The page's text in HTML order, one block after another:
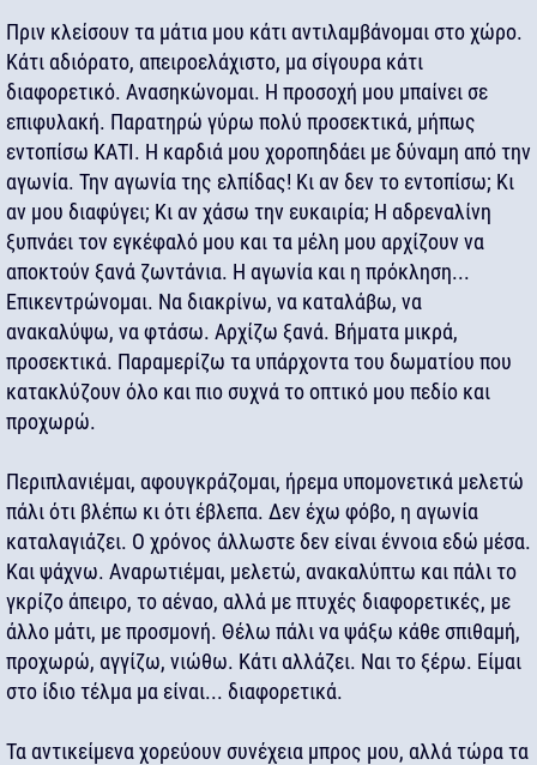
Πριν κλείσουν τα μάτια μου κάτι αντιλαμβάνομαι στο χώρο.
Κάτι αδιόρατο, απειροελάχιστο, μα σίγουρα κάτι
διαφορετικό. Ανασηκώνομαι. Η προσοχή μου μπαίνει σε
επιφυλακή. Παρατηρώ γύρω πολύ προσεκτικά, μήπως
εντοπίσω ΚΑΤΙ. Η καρδιά μου χοροπηδάει με δύναμη από την
αγωνία. Την αγωνία της ελπίδας! Κι αν δεν το εντοπίσω; Κι
αν μου διαφύγει; Κι αν χάσω την ευκαιρία; Η αδρεναλίνη
ξυπνάει τον εγκέφαλό μου και τα μέλη μου αρχίζουν να
αποκτούν ξανά ζωντάνια. Η αγωνία και η πρόκληση...
Επικεντρώνομαι. Να διακρίνω, να καταλάβω, να
ανακαλύψω, να φτάσω. Αρχίζω ξανά. Βήματα μικρά,
προσεκτικά. Παραμερίζω τα υπάρχοντα του δωματίου που
κατακλύζουν όλο και πιο συχνά το οπτικό μου πεδίο και
προχωρώ.
Περιπλανιέμαι, αφουγκράζομαι, ήρεμα υπομονετικά μελετώ
πάλι ότι βλέπω κι ότι έβλεπα. Δεν έχω φόβο, η αγωνία
καταλαγιάζει. Ο χρόνος άλλωστε δεν είναι έννοια εδώ μέσα.
Και ψάχνω. Αναρωτιέμαι, μελετώ, ανακαλύπτω και πάλι το
γκρίζο άπειρο, το αέναο, αλλά με πτυχές διαφορετικές, με
άλλο μάτι, με προσμονή. Θέλω πάλι να ψάξω κάθε σπιθαμή,
προχωρώ, αγγίζω, νιώθω. Κάτι αλλάζει. Ναι το ξέρω. Είμαι
στο ίδιο τέλμα μα είναι... διαφορετικά.
Τα αντικείμενα χορεύουν συνέχεια μπρος μου, αλλά τώρα τα